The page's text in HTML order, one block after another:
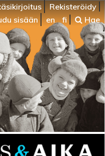
Rekisteröidy
sisään
en fi Hae